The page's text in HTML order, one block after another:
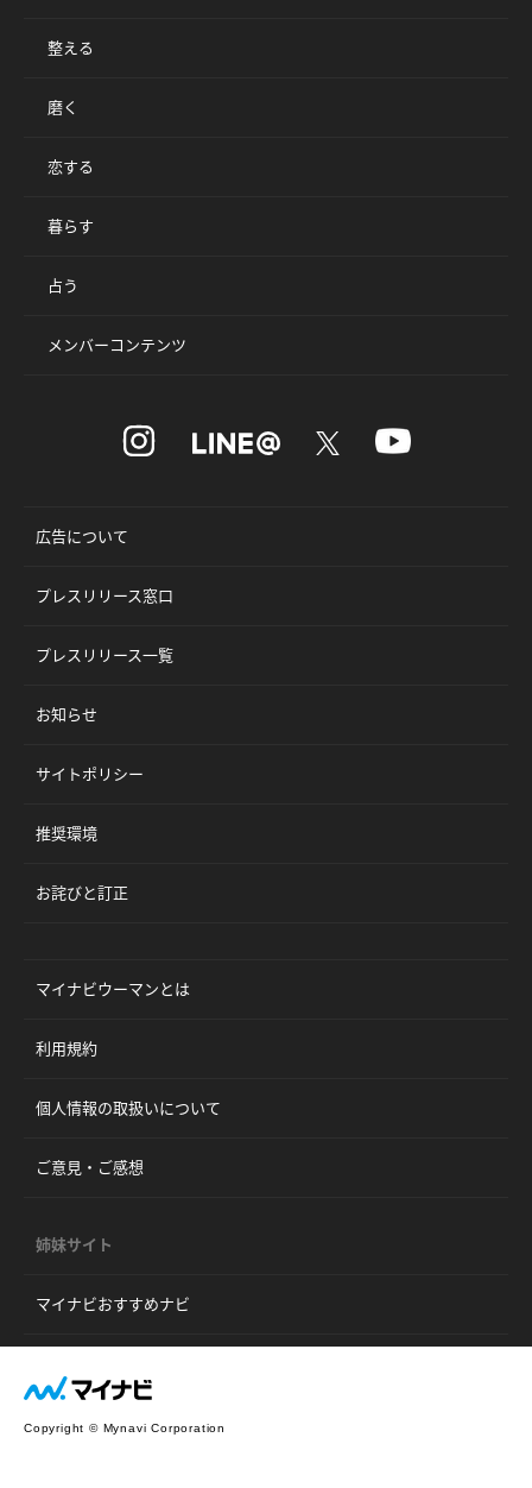
整える
磨く
恋する
暮らす
占う
メンバーコンテンツ
広告について
プレスリリース窓口
プレスリリース一覧
お知らせ
サイトポリシー
推奨環境
お詫びと訂正
マイナビウーマンとは
利用規約
個人情報の取扱いについて
ご意見・ご感想
姉妹サイト
マイナビおすすめナビ
Copyright © Mynavi Corporation